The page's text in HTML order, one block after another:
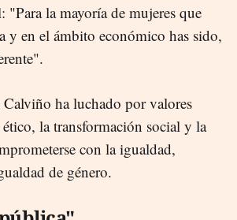
"Para la mayoría de mujeres que
y en el ámbito económico has sido,
Calviño ha luchado por valores
la transformación social y la
con la igualdad,
de género.